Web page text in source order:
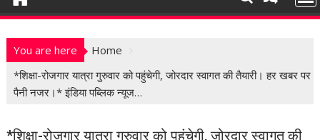
n
You are here
Home
*शिक्षा-रोजगार यात्रा गुरुवार को पहुंचेगी, जोरदार स्वागत की तैयारी। हर खबर पर
पैनी नजर।* इंडिया पब्लिक न्यूज…
*शिक्षा-रोजगार यात्रा गुरुवार को पहुंचेगी, जोरदार स्वागत की